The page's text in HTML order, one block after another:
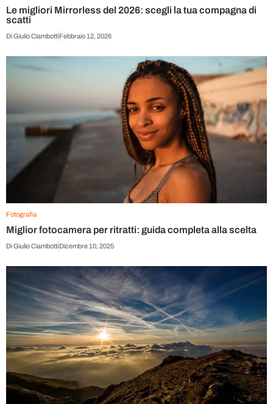
Le migliori Mirrorless del 2026: scegli la tua compagna di
scatti
DiGiulio CiambottiFebbraio 12, 2026
Fotografia
Miglior fotocamera per ritratti: guida completa alla scelta
DiGiulio CiambottiDicembre 10, 2025